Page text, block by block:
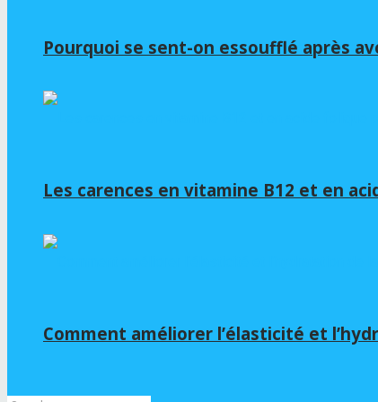
Pourquoi se sent-on essoufflé après
Les carences en vitamine B12 et en
Comment améliorer l’élasticité et